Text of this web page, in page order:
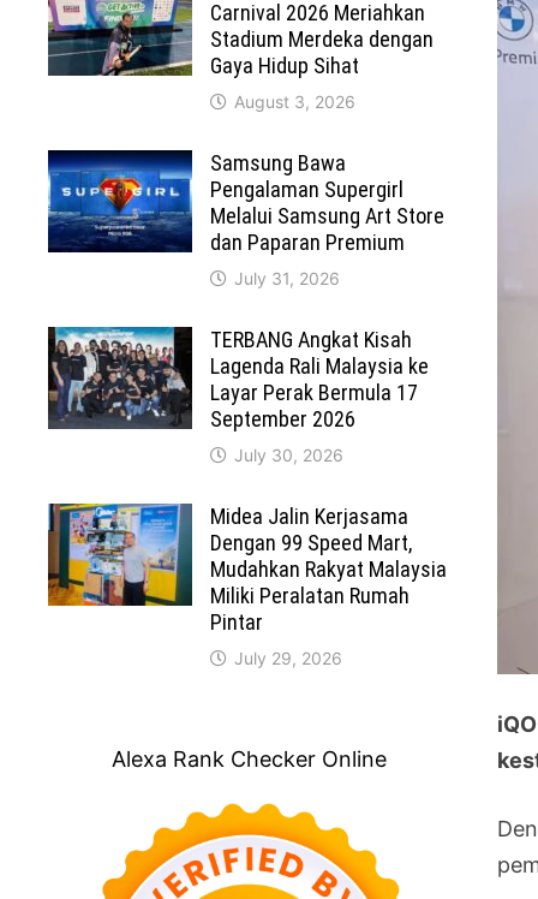
Carnival 2026 Meriahkan
Stadium Merdeka dengan
Gaya Hidup Sihat
August 3, 2026
Samsung Bawa
Pengalaman Supergirl
Melalui Samsung Art Store
dan Paparan Premium
July 31, 2026
TERBANG Angkat Kisah
Lagenda Rali Malaysia ke
Layar Perak Bermula 17
September 2026
July 30, 2026
Midea Jalin Kerjasama
Dengan 99 Speed Mart,
Mudahkan Rakyat Malaysia
Miliki Peralatan Rumah
Pintar
July 29, 2026
Alexa Rank Checker Online